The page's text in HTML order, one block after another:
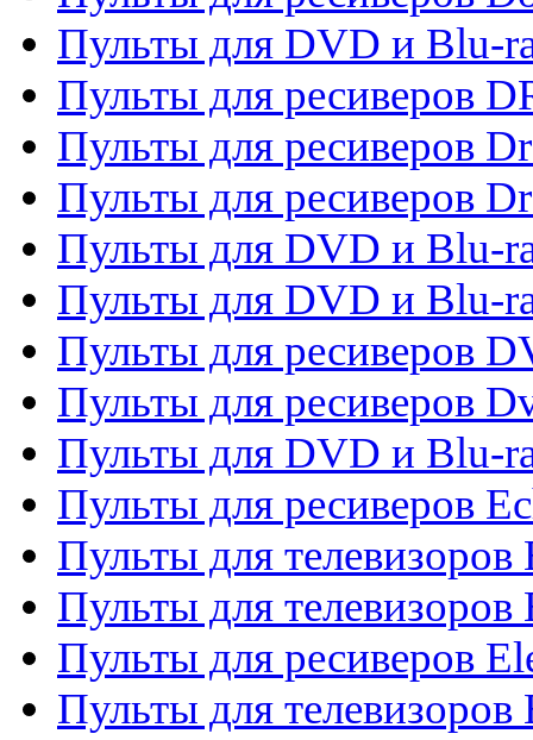
Пульты для DVD и Blu-
Пульты для ресиверов
Пульты для ресиверов
Пульты для ресиверов
Пульты для DVD и Blu-
Пульты для DVD и Blu-
Пульты для ресиверов
Пульты для ресиверов
Пульты для DVD и Blu-
Пульты для ресиверов
Пульты для телевизоров
Пульты для телевизоров
Пульты для ресиверов
Пульты для телевизоров